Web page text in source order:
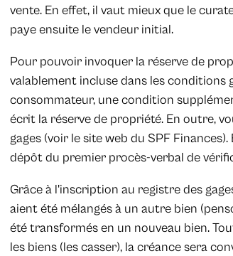
vente. En effet, il vaut mieux que le
paye ensuite le vendeur initial.
Pour pouvoir invoquer la réserve de
valablement incluse dans les conditions
consommateur, une condition
écrit la réserve de propriété. En outre,
gages (voir le site web du SPF
dépôt du premier procès-verbal de
Grâce à l'inscription au registre des
aient été mélangés à un autre bien
été transformés en un nouveau bien.
les biens (les casser), la créance sera